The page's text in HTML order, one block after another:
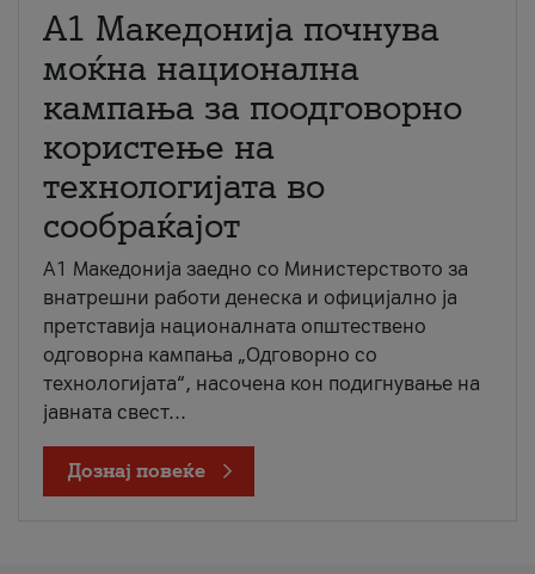
A1 Македонија почнува
моќна национална
кампања за поодговорно
користење на
технологијата во
сообраќајот
A1 Македонија заедно со Министерството за
внатрешни работи денеска и официјално ја
претставија националната општествено
одговорна кампања „Одговорно со
технологијата“, насочена кон подигнување на
јавната свест...
Дознај повеќе